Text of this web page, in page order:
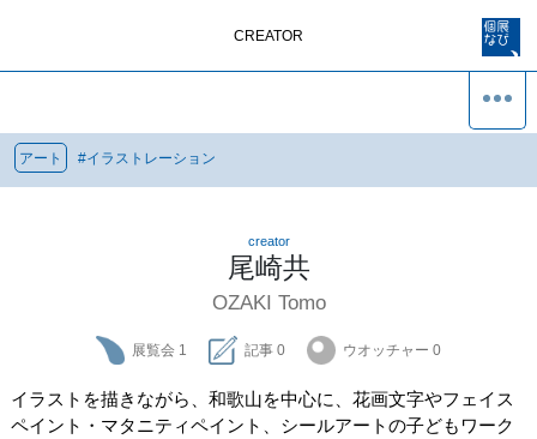
CREATOR
アート #イラストレーション
creator
尾崎共
OZAKI Tomo
展覧会 1 記事 0 ウオッチャー 0
イラストを描きながら、和歌山を中心に、花画文字やフェイス
ペイント・マタニティペイント、シールアートの子どもワーク